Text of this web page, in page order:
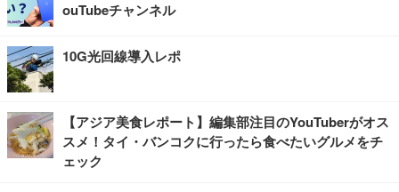
ouTubeチャンネル
10G光回線導入レポ
【アジア美食レポート】編集部注目のYouTuberがオス
スメ！タイ・バンコクに行ったら食べたいグルメをチ
ェック